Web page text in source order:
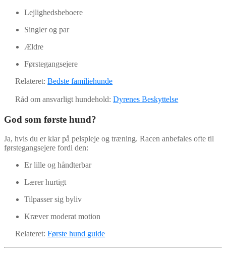
Lejlighedsbeboere
Singler og par
Ældre
Førstegangsejere
Relateret:Bedste familiehunde
Råd om ansvarligt hundehold:Dyrenes Beskyttelse
God som første hund?
Ja, hvis du er klar på pelspleje og træning. Racen anbefales ofte til
førstegangsejere fordi den:
Er lille og håndterbar
Lærer hurtigt
Tilpasser sig byliv
Kræver moderat motion
Relateret:Første hund guide